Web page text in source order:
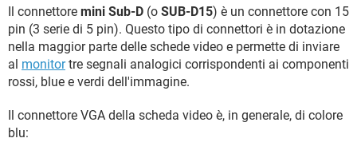
FACEBOOK
HARDWARE
Il connettore mini Sub-D (o SUB-D15) è un connettore con 15
pin (3 serie di 5 pin). Questo tipo di connettori è in dotazione
nella maggior parte delle schede video e permette di inviare
al monitortre segnali analogici corrispondenti ai componenti
rossi, blue e verdi dell'immagine.
Il connettore VGA della scheda video è, in generale, di colore
blu: